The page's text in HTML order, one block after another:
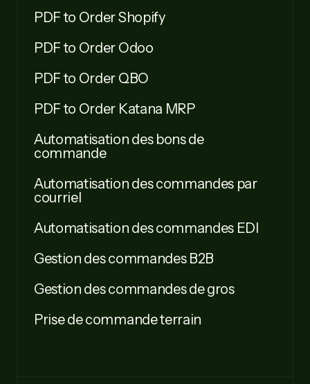
PDF to Order Shopify
PDF to Order Odoo
PDF to Order QBO
PDF to Order Katana MRP
Automatisation des bons de
commande
Automatisation des commandes par
courriel
Automatisation des commandes EDI
Gestion des commandes B2B
Gestion des commandes de gros
Prise de commande terrain